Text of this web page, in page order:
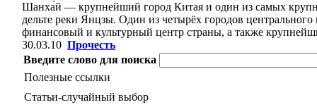
Шанха́й — крупнейший город Китая и один из самых
дельте реки Янцзы. Один из четырёх городов
финансовый и культурный центр страны, а также
30.03.10 Прочесть
Введите слово для поиска
Полезные ссылки
Статьи-случайный выбор